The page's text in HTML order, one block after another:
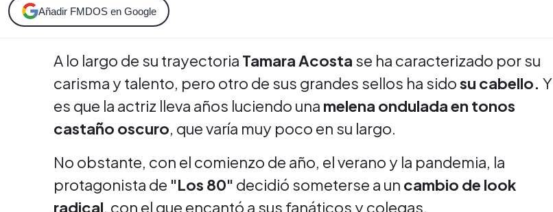
Añadir FMDOS en Google
A lo largo de su trayectoria Tamara Acosta se ha caracterizado por su
carisma y talento, pero otro de sus grandes sellos ha sidosu cabello. Y
es que la actriz lleva años luciendo una melena ondulada en tonos
castaño oscuro, que varía muy poco en su largo.
No obstante, con el comienzo de año, el verano y la pandemia, la
protagonista de "Los 80" decidió someterse a un cambio de look
radical, con el que encantó a sus fanáticos y colegas.